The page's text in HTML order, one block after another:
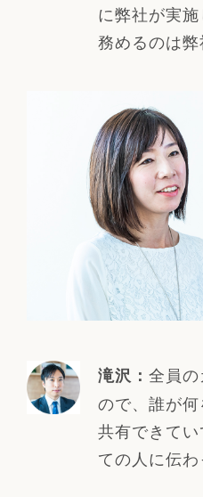
に弊社が実
務めるのは弊
滝沢： 全員
ので、誰が
共有できて
ての人に伝わ